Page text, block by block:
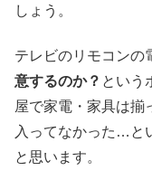
しょう。
テレビのリモコンの
意するのか？ という
屋で家電・家具は揃
入ってなかった…と
と思います。